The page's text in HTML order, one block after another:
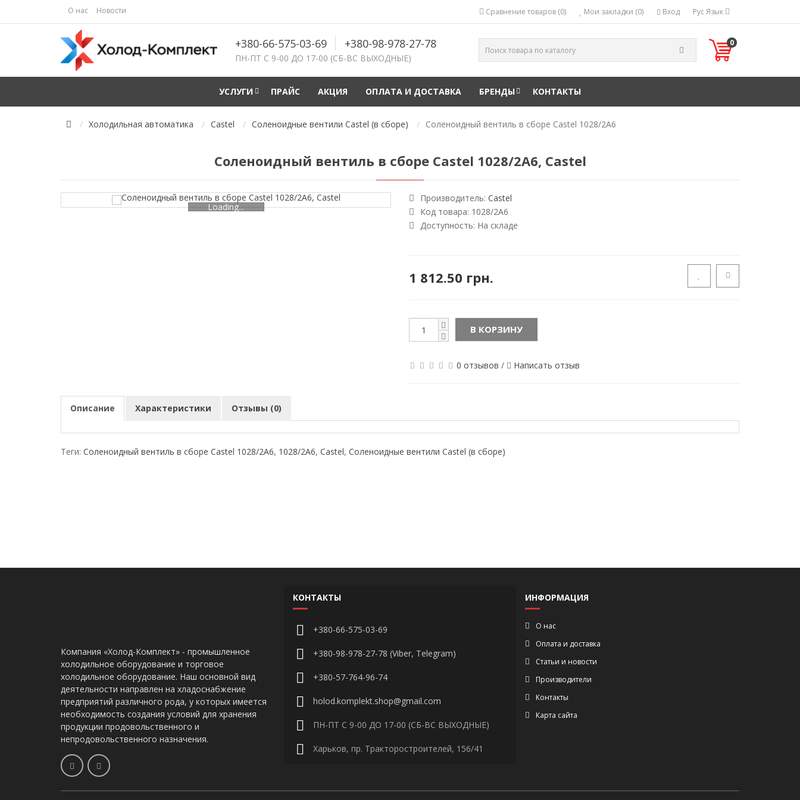
О нас Новости РусЯзык
Вход
Мои закладки (0)
Сравнение товаров (0)
+380-66-575-03-69 +380-98-978-27-78
ПН-ПТ С 9-00 ДО 17-00 (СБ-ВС ВЫХОДНЫЕ)
0
УСЛУГИ ПРАЙС АКЦИЯ ОПЛАТА И ДОСТАВКА БРЕНДЫ КОНТАКТЫ
Холодильная автоматика Castel Соленоидные вентили Castel (в сборе) Соленоидный вентиль в сборе Castel 1028/2А6
Соленоидный вентиль в сборе Castel 1028/2А6, Castel
Loading...
Производитель: Castel
Код товара: 1028/2А6
Доступность: На складе
1 812.50 грн.
В КОРЗИНУ
0 отзывов / Написать отзыв
Описание Характеристики Отзывы (0)
Теги: Соленоидный вентиль в сборе Castel 1028/2А6, 1028/2А6, Castel, Соленоидные вентили Castel (в сборе)
Компания «Холод-Комплект» - промышленное
холодильное оборудование и торговое
холодильное оборудование. Наш основной вид
деятельности направлен на хладоснабжение
предприятий различного рода, у которых имеется
необходимость создания условий для хранения
продукции продовольственного и
непродовольственного назначения.
КОНТАКТЫ
+380-66-575-03-69
+380-98-978-27-78 (Viber, Telegram)
+380-57-764-96-74
holod.komplekt.shop@gmail.com
ПН-ПТ С 9-00 ДО 17-00 (СБ-ВС ВЫХОДНЫЕ)
Харьков, пр. Тракторостроителей, 156/41
ИНФОРМАЦИЯ
О нас
Оплата и доставка
Статьи и новости
Производители
Контакты
Карта сайта